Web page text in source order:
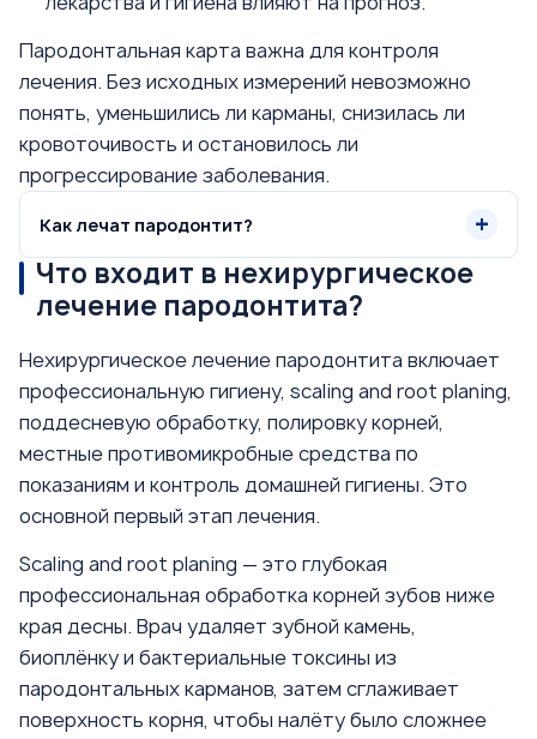
Пародонтальная карта важна для контроля
лечения. Без исходных измерений невозможно
понять, уменьшились ли карманы, снизилась ли
кровоточивость и остановилось ли
прогрессирование заболевания.
Как лечат пародонтит?
Что входит в нехирургическое
лечение пародонтита?
Нехирургическое лечение пародонтита включает
профессиональную гигиену, scaling and root planing,
поддесневую обработку, полировку корней,
местные противомикробные средства по
показаниям и контроль домашней гигиены. Это
основной первый этап лечения.
Scaling and root planing — это глубокая
профессиональная обработка корней зубов ниже
края десны. Врач удаляет зубной камень,
биоплёнку и бактериальные токсины из
пародонтальных карманов, затем сглаживает
поверхность корня, чтобы налёту было сложнее